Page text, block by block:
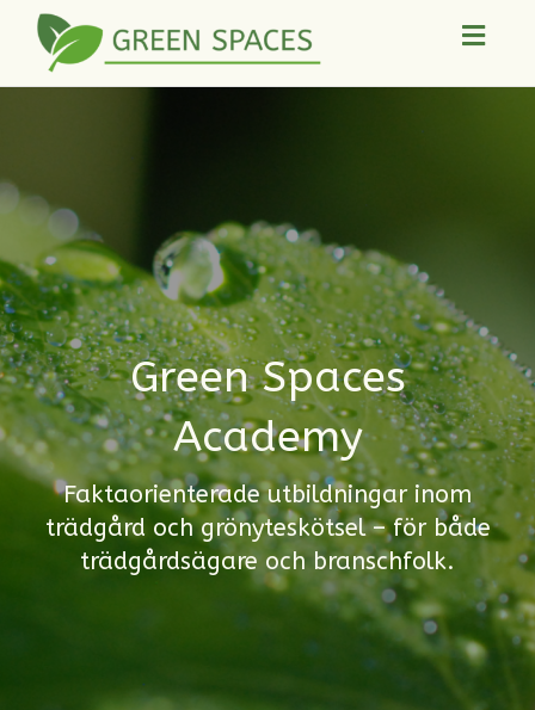
Green Spaces
Academy
Faktaorienterade utbildningar inom
trädgård och grönyteskötsel – för både
trädgårdsägare och branschfolk.